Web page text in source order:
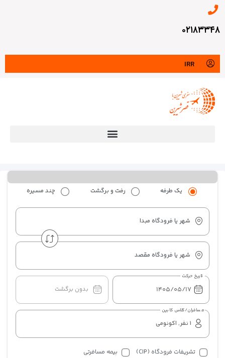
۰۲۱۸۳۳۴۸
IRR
یک طرفه رفت و برگشت چند مسیره
شهر یا فرودگاه مبدا
شهر یا فرودگاه مقصد
تاریخ حرکت
بدون برگشت
مسافران/کلاس کابین
تشریفات فرودگاه (CIP) بیمه مسافرتی